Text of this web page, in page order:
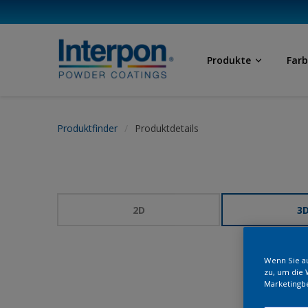
Produkte
Produktfinder Produktdetails
2D 3D
Wenn Sie
zu, um die